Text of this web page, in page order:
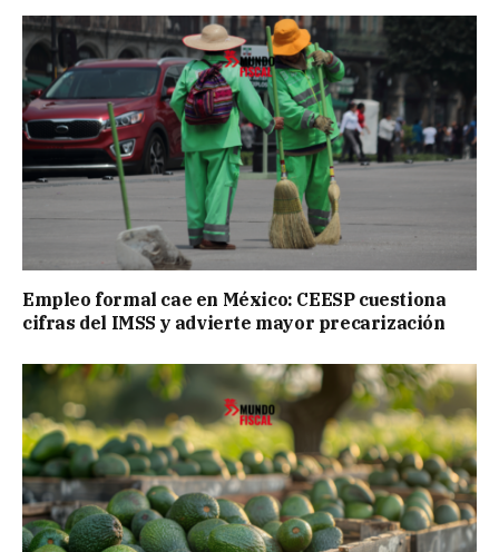
Empleo formal cae en México: CEESP cuestiona
cifras del IMSS y advierte mayor precarización